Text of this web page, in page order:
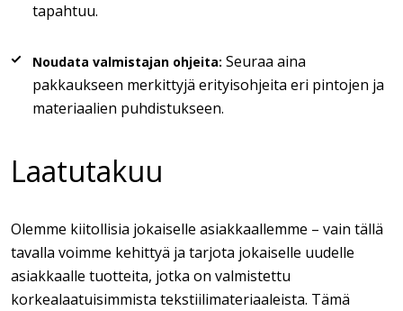
tapahtuu.
Noudata valmistajan ohjeita: Seuraa aina
pakkaukseen merkittyjä erityisohjeita eri pintojen ja
materiaalien puhdistukseen.
Laatutakuu
Olemme kiitollisia jokaiselle asiakkaallemme – vain tällä
tavalla voimme kehittyä ja tarjota jokaiselle uudelle
asiakkaalle tuotteita, jotka on valmistettu
korkealaatuisimmista tekstiilimateriaaleista. Tämä